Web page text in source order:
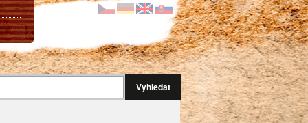
Vyhledat